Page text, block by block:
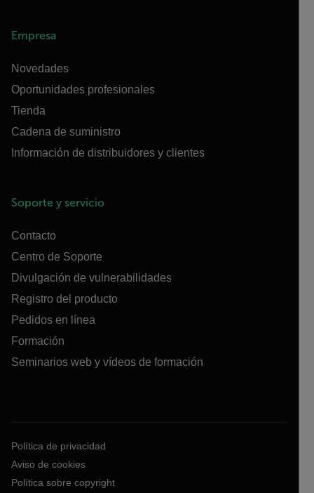
Empresa
Novedades
Oportunidades profesionales
Tienda
Cadena de suministro
Información de distribuidores y clientes
Soporte y servicio
Contacto
Centro de Soporte
Divulgación de vulnerabilidades
Registro del producto
Pedidos en línea
Formación
Seminarios web y vídeos de formación
Política de privacidad
Aviso de cookies
Política sobre copyright